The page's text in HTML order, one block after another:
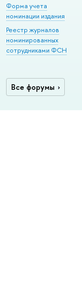
Форма учета
номинации издания
Реестр журналов
номинированных
сотрудниками ФСН
Все форумы